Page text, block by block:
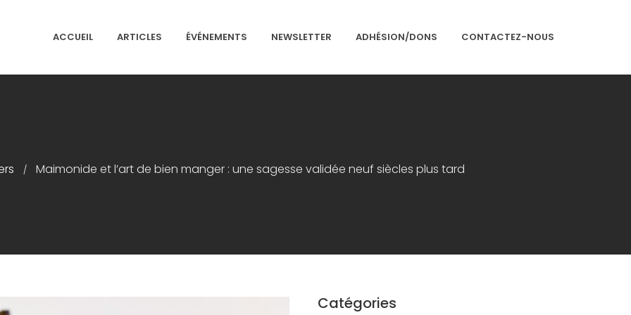
ACCUEIL ARTICLES ÉVÉNEMENTS NEWSLETTER ADHÉSION/DONS CONTACTEZ-NOUS
/ Maimonide et l’art de bien manger : une sagesse validée neuf siècles plus tard
Catégories